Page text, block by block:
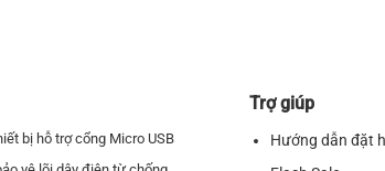
bị hỗ trợ cổng Micro USB
Trợ giúp
Hướng dẫn đặt